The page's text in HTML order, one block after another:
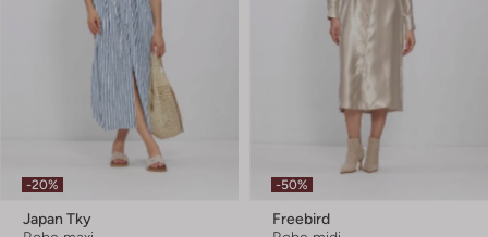
-20%
Japan Tky
-50%
Freebird